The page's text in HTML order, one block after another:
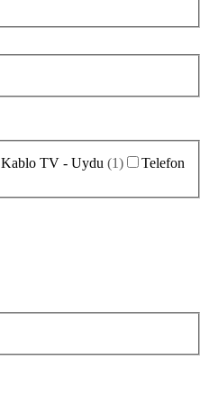
Kablo TV - Uydu (1)
Telefon